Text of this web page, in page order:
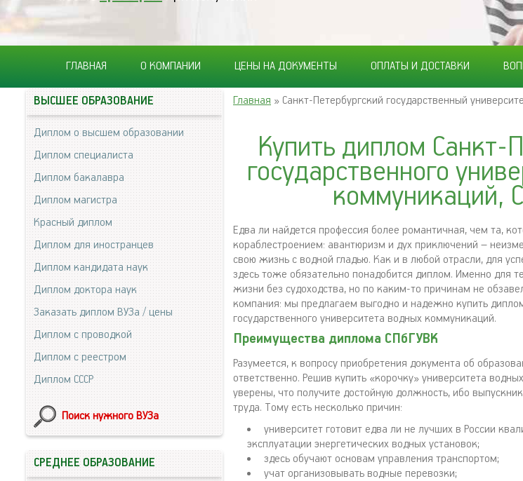
ГЛАВНАЯ О КОМПАНИИ ЦЕНЫ НА ДОКУМЕНТЫ ОПЛАТЫ И ДОСТАВКИ
Главная » Санкт-Петербургский государственный
Купить диплом Санкт-
государственного
коммуникаций,
Едва ли найдется профессия более романтичная, чем та,
кораблестроением: авантюризм и дух приключений –
свою жизнь с водной гладью. Как и в любой отрасли, для
здесь тоже обязательно понадобится диплом. Именно для
жизни без судоходства, но по каким-то причинам не
компания: мы предлагаем выгодно и надежно купить
государственного университета водных коммуникаций.
Преимущества диплома СПбГУВК
Разумеется, к вопросу приобретения документа об
ответственно. Решив купить «корочку» университета
уверены, что получите достойную должность, ибо
труда. Тому есть несколько причин:
университет готовит едва ли не лучших в России
эксплуатации энергетических водных установок;
здесь обучают основам управления транспортом;
учат организовывать водные перевозки;
ВЫСШЕЕ ОБРАЗОВАНИЕ
Диплом о высшем образовании
Диплом специалиста
Диплом бакалавра
Диплом магистра
Красный диплом
Диплом для иностранцев
Диплом кандидата наук
Диплом доктора наук
Заказать диплом ВУЗа / цены
Диплом с проводкой
Диплом с реестром
Диплом СССР
Поиск нужного ВУЗа
СРЕДНЕЕ ОБРАЗОВАНИЕ